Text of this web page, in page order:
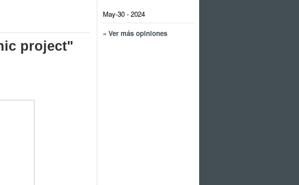
project"
May-30 - 2024
» Ver más opiniones